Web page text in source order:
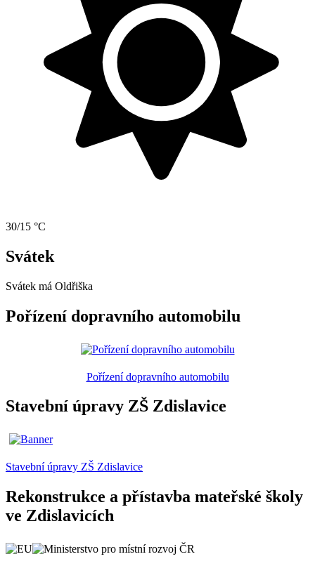
30/15 °C
Svátek
Svátek má Oldřiška
Pořízení dopravního automobilu
Pořízení dopravního automobilu
Stavební úpravy ZŠ Zdislavice
Stavební úpravy ZŠ Zdislavice
Rekonstrukce a přístavba mateřské školy
ve Zdislavicích